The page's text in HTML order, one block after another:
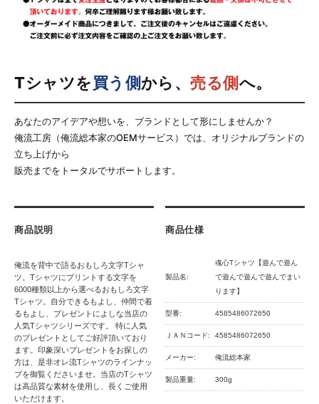
Tシャツを買う側から、売る側へ。
あなたのアイデアや想いを、ブランドとして形にしませんか？
俺流工房（俺流総本家のOEMサービス）では、オリジナルブランドの
立ち上げから
販売までをトータルでサポートします。
商品説明
俺流を背中で語るおもしろ文字Tシャ
ツ。Tシャツにプリントする文字を
6000種類以上から選べるおもしろ文字
Tシャツ。自分できるもよし、仲間で着
るもよし、プレゼントによしな当店の
人気Tシャツシリーズです。 特に人気
のプレゼントとしてご好評頂いており
ます。印象深いプレゼントをお探しの
方は、是非オレ流Tシャツのラインナッ
プを御覧くださいませ。当店のTシャツ
は高品質な素材を使用し、長くご使用
いただけます。
商品仕様
製品名:
魂心Tシャツ【遊んで遊ん
で遊んで遊んで遊んでまい
ります】
型番: 4585486072650
ＪＡＮコード: 4585486072650
メーカー: 俺流総本家
製品重量: 300g